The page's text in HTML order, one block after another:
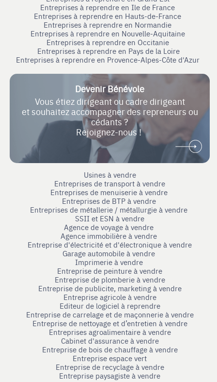
Entreprises à reprendre en Ile de France
Entreprises à reprendre en Hauts-de-France
Entreprises à reprendre en Normandie
Entreprises à reprendre en Nouvelle-Aquitaine
Entreprises à reprendre en Occitanie
Entreprises à reprendre en Pays de la Loire
Entreprises à reprendre en Provence-Alpes-Côte d'Azur
Devenir Bénévole
Vous étiez dirigeant ou cadre dirigeant
et souhaitez accompagner des repreneurs ou
cédants ?
Rejoignez-nous !
Usines à vendre
Entreprises de transport à vendre
Entreprises de menuiserie à vendre
Entreprises de BTP à vendre
Entreprises de métallerie / métallurgie à vendre
SSII et ESN à vendre
Agence de voyage à vendre
Agence immobilière à vendre
Entreprise d'électricité et d'électronique à vendre
Garage automobile à vendre
Imprimerie à vendre
Entreprise de peinture à vendre
Entreprise de plomberie à vendre
Entreprise de publicite, marketing à vendre
Entreprise agricole à vendre
Editeur de logiciel à reprendre
Entreprise de carrelage et de maçonnerie à vendre
Entreprise de nettoyage et d’entretien à vendre
Entreprises agroalimentaire à vendre
Cabinet d'assurance à vendre
Entreprise de bois de chauffage à vendre
Entreprise espace vert
Entreprise de recyclage à vendre
Entreprise paysagiste à vendre